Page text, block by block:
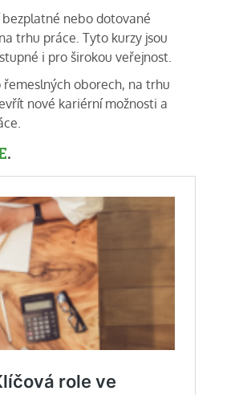
nebo dotované
trhu práce. Tyto kurzy jsou
i pro širokou veřejnost.
oborech, na trhu
nové kariérní možnosti a
.